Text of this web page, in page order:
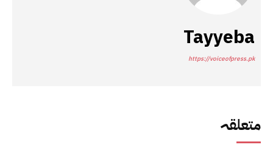
متعلقہ
Tayyeba
https://voiceofpress.pk